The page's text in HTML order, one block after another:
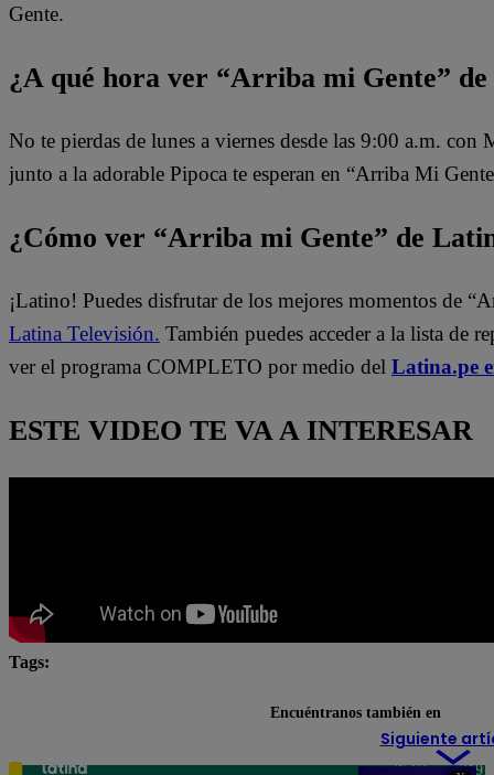
Gente.
¿A qué hora ver “Arriba mi Gente”
No te pierdas de lunes a viernes desde las 9:00 a.m.
junto a la adorable Pipoca te esperan en “Arriba Mi
¿Cómo ver “Arriba mi Gente” de
¡Latino! Puedes disfrutar de los mejores momentos de
Latina Televisión. También puedes acceder a la lista de
ver el programa COMPLETO por medio del Latina.pe
ESTE VIDEO TE VA A INTERESAR
Tags:
Siguiente
Encuéntranos también en
Teléfono: 219